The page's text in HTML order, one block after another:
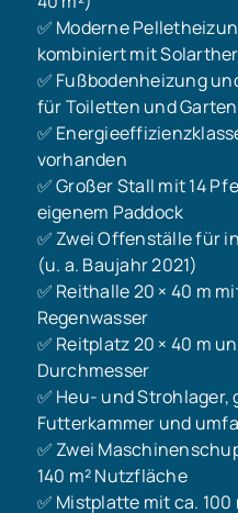
✅ Moderne
kombiniert mit
✅ Fußbodenheizung
für Toiletten und Garten
✅
vorhanden
✅ Großer Stall mit 14
eigenem Paddock
✅ Zwei Offenställe für
(u. a. Baujahr 2021)
✅ Reithalle 20 × 40 m
Regenwasser
✅ Reitplatz 20 × 40 m
Durchmesser
✅ Heu- und
Futterkammer und
✅ Zwei
140 m² Nutzfläche
✅ Mistplatte mit ca. 100